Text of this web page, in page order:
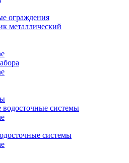
ограждения
металлический
водосточные системы
системы